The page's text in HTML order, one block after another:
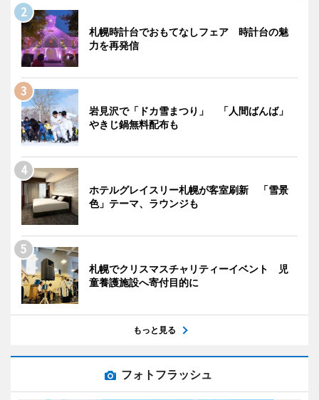
札幌時計台でおもてなしフェア 時計台の魅
力を再発信
岩見沢で「ドカ雪まつり」 「人間ばんば」
やきじ鍋無料配布も
ホテルグレイスリー札幌が客室刷新 「雪景
色」テーマ、ラウンジも
札幌でクリスマスチャリティーイベント 児
童養護施設へ寄付目的に
もっと見る
フォトフラッシュ